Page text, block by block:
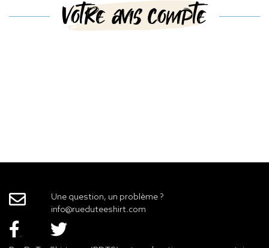
Votre avis compte
Une question, un problème ?
info@rueduteeshirt.com